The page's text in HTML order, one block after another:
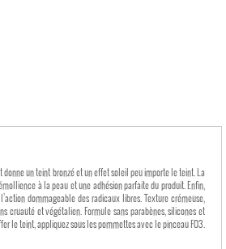
un teint bronzé et un effet soleil peu importe le teint. La
à la peau et une adhésion parfaite du produit. Enfin,
des radicaux libres. Texture crémeuse,
cruauté et végétalien. Formule sans parabènes, silicones et